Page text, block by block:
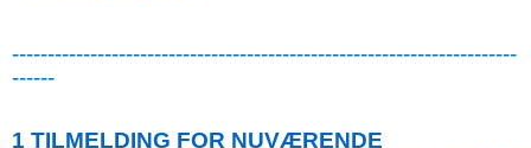
-----------------------------------------------------------------------
------
1 TILMELDING FOR NUVÆRENDE